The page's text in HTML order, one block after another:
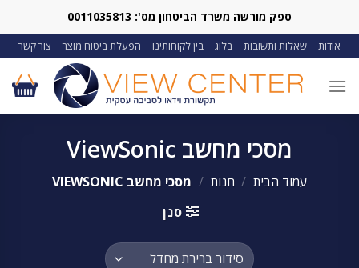
content
ספק מורשה משרד הביטחון מס': 0011035813
אודות שאלות ותשובות בלוג בין לקוחותינו הפעלת ביטוח מוצר צור קשר
מסכי מחשב ViewSonic
עמוד הבית / חנות / מסכי מחשב VIEWSONIC
סנן